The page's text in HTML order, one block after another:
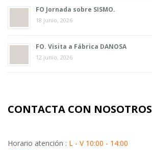
FO Jornada sobre SISMO.
18 junio, 2026
FO. Visita a Fábrica DANOSA
12 junio, 2026
CONTACTA CON NOSOTROS
Horario atención : L - V 10:00 - 14:00